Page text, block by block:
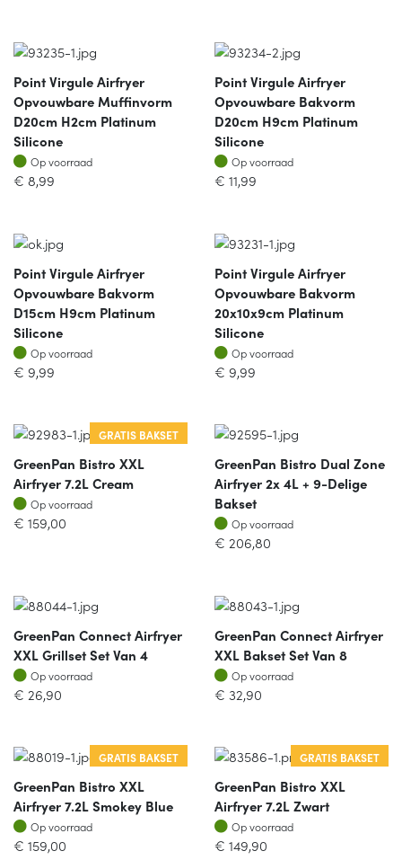
Point Virgule Airfryer
Opvouwbare Muffinvorm
D20cm H2cm Platinum
Silicone
Op voorraad
Op voorraad
€ 8,99
Point Virgule Airfryer
Opvouwbare Bakvorm
D20cm H9cm Platinum
Silicone
Op voorraad
Op voorraad
€ 11,99
Point Virgule Airfryer
Opvouwbare Bakvorm
D15cm H9cm Platinum
Silicone
Op voorraad
Op voorraad
€ 9,99
Point Virgule Airfryer
Opvouwbare Bakvorm
20x10x9cm Platinum
Silicone
Op voorraad
Op voorraad
€ 9,99
GRATIS BAKSET
GreenPan Bistro XXL
Airfryer 7.2L Cream
Op voorraad
Op voorraad
€ 159,00
GreenPan Bistro Dual Zone
Airfryer 2x 4L + 9-Delige
Bakset
Op voorraad
Op voorraad
€ 206,80
GreenPan Connect Airfryer
XXL Grillset Set Van 4
Op voorraad
Op voorraad
€ 26,90
GreenPan Connect Airfryer
XXL Bakset Set Van 8
Op voorraad
Op voorraad
€ 32,90
GRATIS BAKSET
GreenPan Bistro XXL
Airfryer 7.2L Smokey Blue
Op voorraad
Op voorraad
€ 159,00
GRATIS BAKSET
GreenPan Bistro XXL
Airfryer 7.2L Zwart
Op voorraad
Op voorraad
€ 149,90